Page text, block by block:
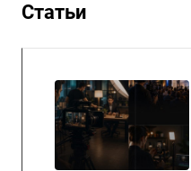
Статьи